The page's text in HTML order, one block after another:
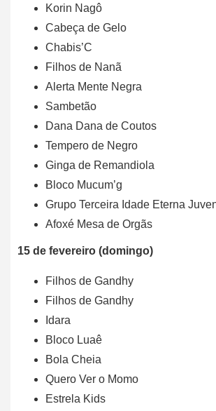
Korin Nagô
Cabeça de Gelo
Chabis’C
Filhos de Nanã
Alerta Mente Negra
Sambetão
Dana Dana de Coutos
Tempero de Negro
Ginga de Remandiola
Bloco Mucum’g
Grupo Terceira Idade Eterna
Afoxé Mesa de Orgãs
15 de fevereiro (domingo)
Filhos de Gandhy
Filhos de Gandhy
Idara
Bloco Luaê
Bola Cheia
Quero Ver o Momo
Estrela Kids